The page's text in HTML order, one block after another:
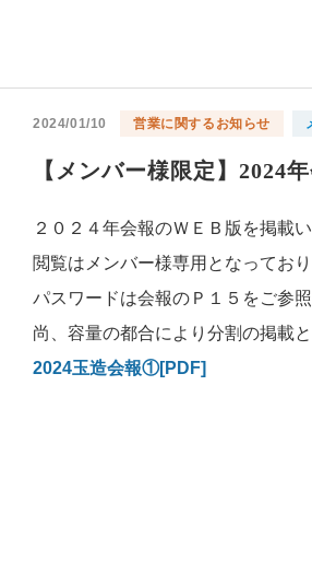
2024/01/10 営業に関するお知らせ
【メンバー様限定】2024
２０２４年会報のＷＥＢ版を掲載い
閲覧はメンバー様専用となっており
パスワードは会報のＰ１５をご参照
尚、容量の都合により分割の掲載
2024玉造会報①[PDF]